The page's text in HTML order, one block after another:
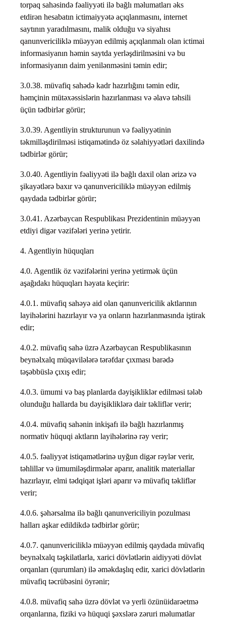
torpaq sahəsində fəaliyyəti ilə bağlı məlumatları əks
etdirən hesabatın ictimaiyyətə açıqlanmasını, internet
saytının yaradılmasını, malik olduğu və siyahısı
qanunvericiliklə müəyyən edilmiş açıqlanmalı olan ictimai
informasiyanın həmin saytda yerləşdirilməsini və bu
informasiyanın daim yenilənməsini təmin edir;
3.0.38. müvafiq sahədə kadr hazırlığını təmin edir,
həmçinin mütəxəssislərin hazırlanması və əlavə təhsili
üçün tədbirlər görür;
3.0.39. Agentliyin strukturunun və fəaliyyətinin
təkmilləşdirilməsi istiqamətində öz səlahiyyətləri daxilində
tədbirlər görür;
3.0.40. Agentliyin fəaliyyəti ilə bağlı daxil olan ərizə və
şikayətlərə baxır və qanunvericiliklə müəyyən edilmiş
qaydada tədbirlər görür;
3.0.41. Azərbaycan Respublikası Prezidentinin müəyyən
etdiyi digər vəzifələri yerinə yetirir.
4. Agentliyin hüquqları
4.0. Agentlik öz vəzifələrini yerinə yetirmək üçün
aşağıdakı hüquqları həyata keçirir:
4.0.1. müvafiq sahəyə aid olan qanunvericilik aktlarının
layihələrini hazırlayır və ya onların hazırlanmasında iştirak
edir;
4.0.2. müvafiq sahə üzrə Azərbaycan Respublikasının
beynəlxalq müqavilələrə tərəfdar çıxması barədə
təşəbbüslə çıxış edir;
4.0.3. ümumi və baş planlarda dəyişikliklər edilməsi tələb
olunduğu hallarda bu dəyişikliklərə dair təkliflər verir;
4.0.4. müvafiq sahənin inkişafı ilə bağlı hazırlanmış
normativ hüquqi aktların layihələrinə rəy verir;
4.0.5. fəaliyyət istiqamətlərinə uyğun digər rəylər verir,
təhlillər və ümumiləşdirmələr aparır, analitik materiallar
hazırlayır, elmi tədqiqat işləri aparır və müvafiq təkliflər
verir;
4.0.6. şəhərsalma ilə bağlı qanunvericiliyin pozulması
halları aşkar edildikdə tədbirlər görür;
4.0.7. qanunvericiliklə müəyyən edilmiş qaydada müvafiq
beynəlxalq təşkilatlarla, xarici dövlətlərin aidiyyəti dövlət
orqanları (qurumları) ilə əməkdaşlıq edir, xarici dövlətlərin
müvafiq təcrübəsini öyrənir;
4.0.8. müvafiq sahə üzrə dövlət və yerli özünüidarəetmə
orqanlarına, fiziki və hüquqi şəxslərə zəruri məlumatlar